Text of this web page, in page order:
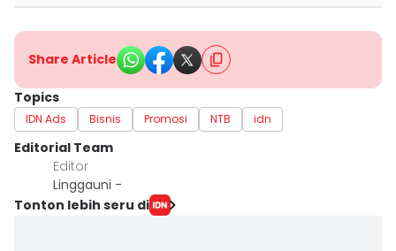
Share Article
Topics
IDN Ads Bisnis Promosi NTB idn
Editorial Team
Editor
Linggauni -
Tonton lebih seru di